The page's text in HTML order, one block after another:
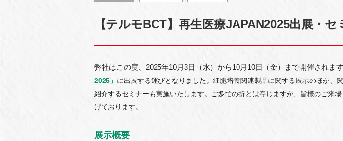
【テルモBCT】再生医療JAPAN2025出展・
弊社はこの度、2025年10月8日（水）から10月10日（金）まで開催されます
2025」 に出展する運びとなりました。細胞培養関連製品に関する展示のほか、
紹介するセミナーも実施いたします。ご多忙の折とは存じますが、皆様のご来
げております。
展示概要